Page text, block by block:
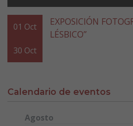
01 Oct
30 Oct
EXPOSICIÓN
LÉSBICO”
Calendario de eventos
Agosto